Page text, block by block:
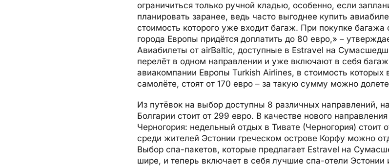
ограничиться только ручной кладью, особенно, если
планировать заранее, ведь часто выгоднее купить
стоимость которого уже входит багаж. При покупке багажа
города Европы придётся доплатить до 80 евро,» –
Авиабилеты от airBaltic, доступные в Estravel на
перелёт в одном направлении и уже включают в себя
авиакомпании Европы Turkish Airlines, в стоимость которых
самолёте, стоят от 170 евро – за такую сумму можно
Из путёвок на выбор доступны 8 различных направлений,
Болгарии стоит от 299 евро. В качестве нового
Черногория: недельный отдых в Тивате (Черногория) стоит
среди жителей Эстонии греческом острове Корфу можно
Выбор спа-пакетов, которые предлагает Estravel на
шире, и теперь включает в себя лучшие спа-отели